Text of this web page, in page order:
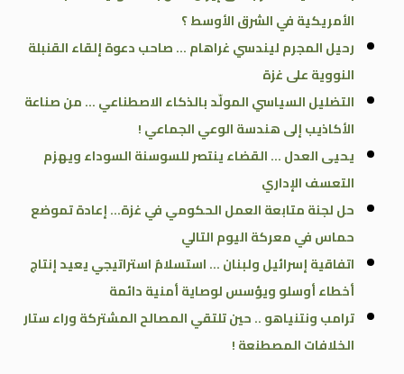
الأمريكية في الشرق الأوسط ؟
رحيل المجرم ليندسي غراهام … صاحب دعوة إلقاء القنبلة
النووية على غزة
التضليل السياسي المولّد بالذكاء الاصطناعي … من صناعة
الأكاذيب إلى هندسة الوعي الجماعي !
يحيى العدل … القضاء ينتصر للسوسنة السوداء ويهزم
التعسف الإداري
حل لجنة متابعة العمل الحكومي في غزة… إعادة تموضع
حماس في معركة اليوم التالي
اتفاقية إسرائيل ولبنان … استسلامٌ استراتيجي يعيد إنتاج
أخطاء أوسلو ويؤسس لوصاية أمنية دائمة
ترامب ونتنياهو .. حين تلتقي المصالح المشتركة وراء ستار
الخلافات المصطنعة !